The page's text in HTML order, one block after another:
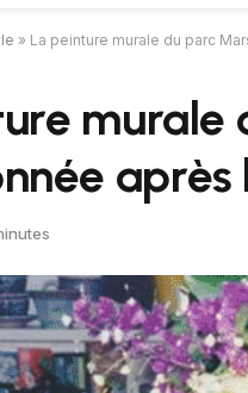
» La peinture murale du parc
murale
après